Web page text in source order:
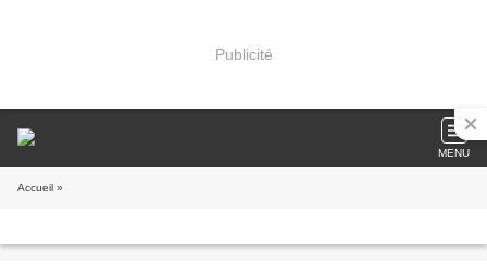
Publicité
MENU
Accueil »